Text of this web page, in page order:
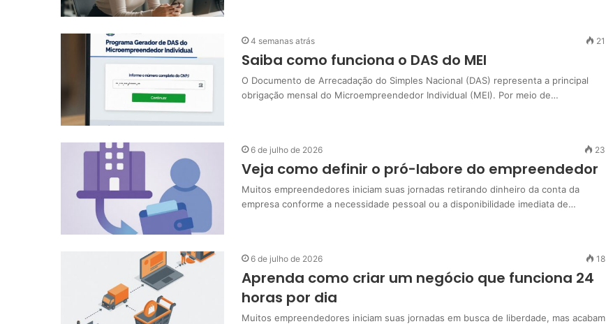
4 semanas atrás 21
Saiba como funciona o DAS do MEI
O Documento de Arrecadação do Simples Nacional (DAS) representa a principal
obrigação mensal do Microempreendedor Individual (MEI). Por meio de…
6 de julho de 2026 23
Veja como definir o pró-labore do empreendedor
Muitos empreendedores iniciam suas jornadas retirando dinheiro da conta da
empresa conforme a necessidade pessoal ou a disponibilidade imediata de…
6 de julho de 2026 18
Aprenda como criar um negócio que funciona 24
horas por dia
Muitos empreendedores iniciam suas jornadas em busca de liberdade, mas acabam